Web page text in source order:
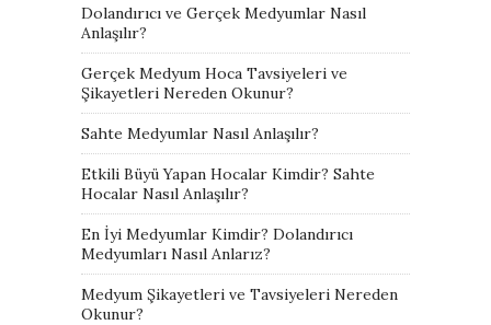
Dolandırıcı ve Gerçek Medyumlar Nasıl
Anlaşılır?
Gerçek Medyum Hoca Tavsiyeleri ve
Şikayetleri Nereden Okunur?
Sahte Medyumlar Nasıl Anlaşılır?
Etkili Büyü Yapan Hocalar Kimdir? Sahte
Hocalar Nasıl Anlaşılır?
En İyi Medyumlar Kimdir? Dolandırıcı
Medyumları Nasıl Anlarız?
Medyum Şikayetleri ve Tavsiyeleri Nereden
Okunur?